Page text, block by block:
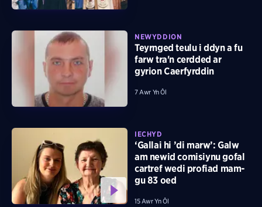
NEWYDDION
Teyrnged teulu i ddyn a fu
farw tra'n cerdded ar
gyrion Caerfyrddin
7 Awr Yn Ôl
IECHYD
‘Gallai hi ’di marw’: Galw
am newid comisiynu gofal
cartref wedi profiad mam-
gu 83 oed
15 Awr Yn Ôl